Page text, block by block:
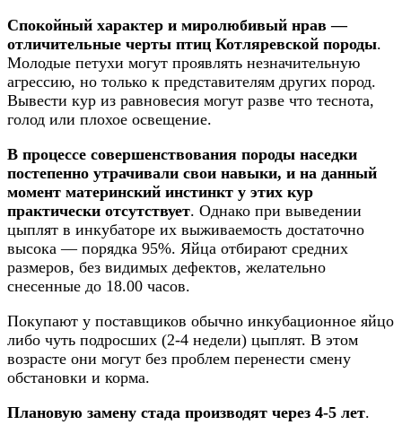
Спокойный характер и миролюбивый нрав —
отличительные черты птиц Котляревской породы.
Молодые петухи могут проявлять незначительную
агрессию, но только к представителям других пород.
Вывести кур из равновесия могут разве что теснота,
голод или плохое освещение.
В процессе совершенствования породы наседки
постепенно утрачивали свои навыки, и на данный
момент материнский инстинкт у этих кур
практически отсутствует. Однако при выведении
цыплят в инкубаторе их выживаемость достаточно
высока — порядка 95%. Яйца отбирают средних
размеров, без видимых дефектов, желательно
снесенные до 18.00 часов.
Покупают у поставщиков обычно инкубационное яйцо
либо чуть подросших (2-4 недели) цыплят. В этом
возрасте они могут без проблем перенести смену
обстановки и корма.
Плановую замену стада производят через 4-5 лет.